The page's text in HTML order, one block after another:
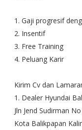
1. Gaji progresif
2. Insentif
3. Free Training
4. Peluang Karir
Kirim Cv dan
1. Dealer Hyundai
Jln Jend Sudirman
Kota Balikpapan